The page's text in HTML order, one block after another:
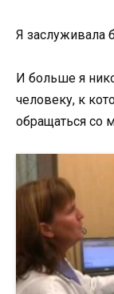
Я заслуживала
И больше я
человеку, к
обращаться со